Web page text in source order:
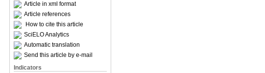
Article in xml format
Article references
How to cite this article
SciELO Analytics
Automatic translation
Send this article by e-mail
Indicators